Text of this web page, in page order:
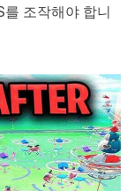
조작해야 합니